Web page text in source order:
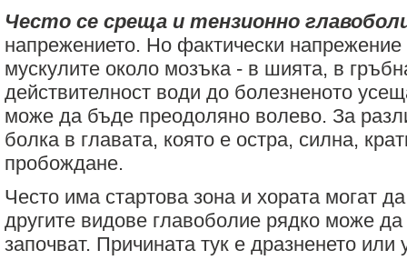
Често се среща и тензионно
напрежението. Но фактически
мускулите около мозъка - в шията, в
действителност води до болезненото
може да бъде преодоляно волево. За
болка в главата, която е остра, силна,
пробождане.
Често има стартова зона и хората могат
другите видове главоболие рядко може
започват. Причината тук е дразненето или